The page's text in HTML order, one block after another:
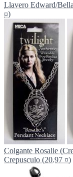
Llavero Edward/
¤)
Colgante Rosalie
Crepusculo (20.97 ¤)